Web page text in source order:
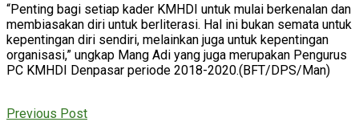
“Penting bagi setiap kader KMHDI untuk mulai berkenalan dan
membiasakan diri untuk berliterasi. Hal ini bukan semata untuk
kepentingan diri sendiri, melainkan juga untuk kepentingan
organisasi,” ungkap Mang Adi yang juga merupakan Pengurus
PC KMHDI Denpasar periode 2018-2020.(BFT/DPS/Man)
Previous Post